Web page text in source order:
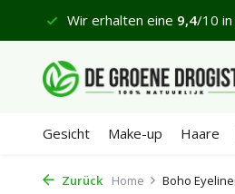
Wir erhalten eine 9,4/10
Gesicht Make-up Haare
Zurück Home Boho